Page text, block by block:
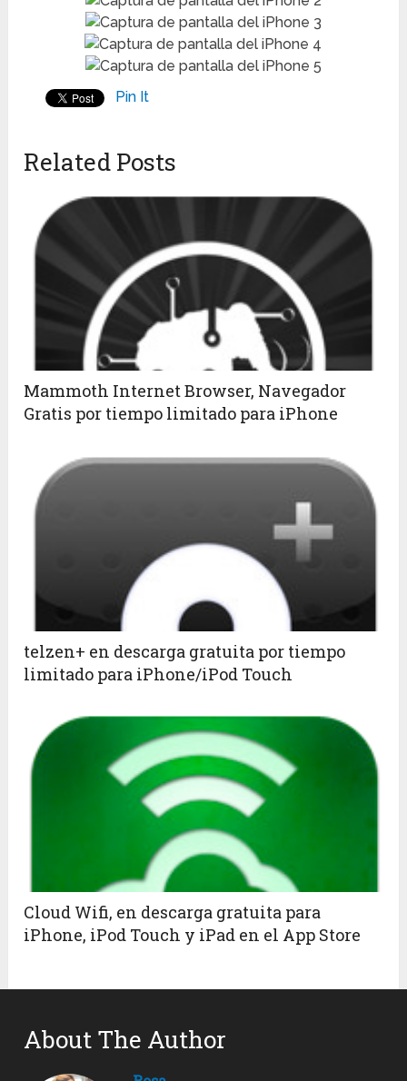
Pin It
Related Posts
Mammoth Internet Browser, Navegador
Gratis por tiempo limitado para iPhone
telzen+ en descarga gratuita por tiempo
limitado para iPhone/iPod Touch
Cloud Wifi, en descarga gratuita para
iPhone, iPod Touch y iPad en el App Store
About The Author